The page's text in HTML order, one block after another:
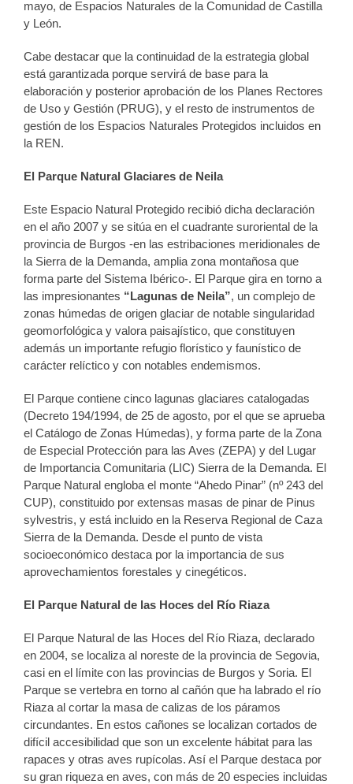
mayo, de Espacios Naturales de la Comunidad de Castilla
y León.
Cabe destacar que la continuidad de la estrategia global
está garantizada porque servirá de base para la
elaboración y posterior aprobación de los Planes Rectores
de Uso y Gestión (PRUG), y el resto de instrumentos de
gestión de los Espacios Naturales Protegidos incluidos en
la REN.
El Parque Natural Glaciares de Neila
Este Espacio Natural Protegido recibió dicha declaración
en el año 2007 y se sitúa en el cuadrante suroriental de la
provincia de Burgos -en las estribaciones meridionales de
la Sierra de la Demanda, amplia zona montañosa que
forma parte del Sistema Ibérico-. El Parque gira en torno a
las impresionantes “Lagunas de Neila”, un complejo de
zonas húmedas de origen glaciar de notable singularidad
geomorfológica y valora paisajístico, que constituyen
además un importante refugio florístico y faunístico de
carácter relíctico y con notables endemismos.
El Parque contiene cinco lagunas glaciares catalogadas
(Decreto 194/1994, de 25 de agosto, por el que se aprueba
el Catálogo de Zonas Húmedas), y forma parte de la Zona
de Especial Protección para las Aves (ZEPA) y del Lugar
de Importancia Comunitaria (LIC) Sierra de la Demanda. El
Parque Natural engloba el monte “Ahedo Pinar” (nº 243 del
CUP), constituido por extensas masas de pinar de Pinus
sylvestris, y está incluido en la Reserva Regional de Caza
Sierra de la Demanda. Desde el punto de vista
socioeconómico destaca por la importancia de sus
aprovechamientos forestales y cinegéticos.
El Parque Natural de las Hoces del Río Riaza
El Parque Natural de las Hoces del Río Riaza, declarado
en 2004, se localiza al noreste de la provincia de Segovia,
casi en el límite con las provincias de Burgos y Soria. El
Parque se vertebra en torno al cañón que ha labrado el río
Riaza al cortar la masa de calizas de los páramos
circundantes. En estos cañones se localizan cortados de
difícil accesibilidad que son un excelente hábitat para las
rapaces y otras aves rupícolas. Así el Parque destaca por
su gran riqueza en aves, con más de 20 especies incluidas